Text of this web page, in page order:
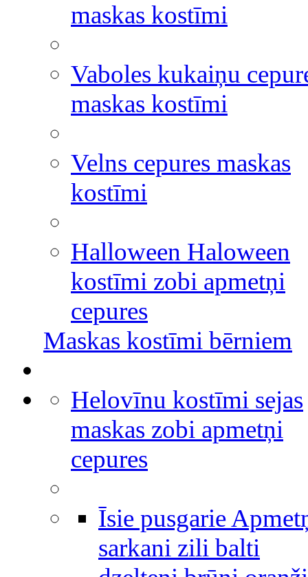
maskas kostīmi
Vaboles kukaiņu
maskas kostīmi
Velns cepures maskas
kostīmi
Halloween Haloween
kostīmi zobi apmetņi
cepures
Maskas kostīmi bērniem
Helovīnu kostīmi sejas
maskas zobi apmetņi
cepures
Īsie pusgarie
sarkani zili balti